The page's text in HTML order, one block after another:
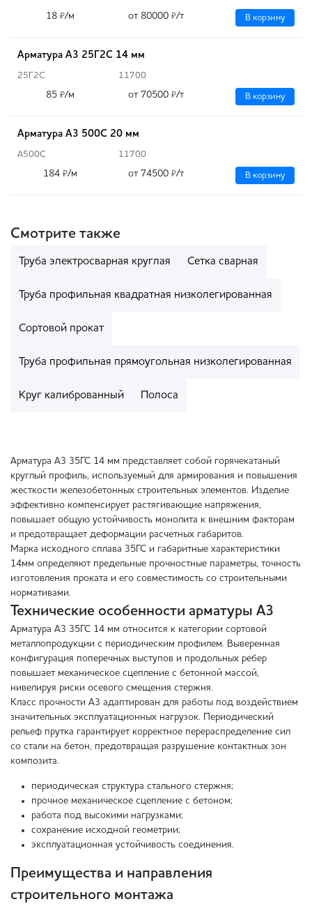
18 ₽/м от 80000 ₽/т В корзину
Арматура А3 25Г2С 14 мм
25Г2С 11700
85 ₽/м от 70500 ₽/т В корзину
Арматура А3 500С 20 мм
А500С 11700
184 ₽/м от 74500 ₽/т В корзину
Смотрите также
Труба электросварная круглая Сетка сварная
Труба профильная квадратная низколегированная
Сортовой прокат
Труба профильная прямоугольная низколегированная
Круг калиброванный Полоса
Арматура А3 35ГС 14 мм представляет собой горячекатаный
круглый профиль, используемый для армирования и повышения
жесткости железобетонных строительных элементов. Изделие
эффективно компенсирует растягивающие напряжения,
повышает общую устойчивость монолита к внешним факторам
и предотвращает деформации расчетных габаритов.
Марка исходного сплава 35ГС и габаритные характеристики
14мм определяют предельные прочностные параметры, точность
изготовления проката и его совместимость со строительными
нормативами.
Технические особенности арматуры А3
Арматура А3 35ГС 14 мм относится к категории сортовой
металлопродукции с периодическим профилем. Выверенная
конфигурация поперечных выступов и продольных ребер
повышает механическое сцепление с бетонной массой,
нивелируя риски осевого смещения стержня.
Класс прочности А3 адаптирован для работы под воздействием
значительных эксплуатационных нагрузок. Периодический
рельеф прутка гарантирует корректное перераспределение сил
со стали на бетон, предотвращая разрушение контактных зон
композита.
периодическая структура стального стержня;
прочное механическое сцепление с бетоном;
работа под высокими нагрузками;
сохранение исходной геометрии;
эксплуатационная устойчивость соединения.
Преимущества и направления
строительного монтажа